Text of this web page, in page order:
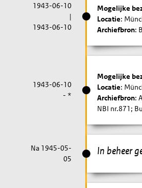
1943-06-10
|
1943-06-10
Mogelijke
Locatie:
Archiefbron:
1943-06-10
- *
Mogelijke
Locatie:
Archiefbron:
NBI nr.871;
In beheer
Na 1945-05-
05